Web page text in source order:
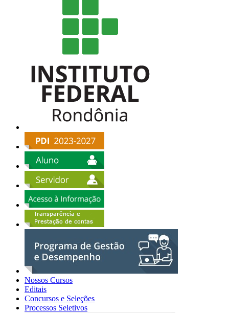
Nossos Cursos
Editais
Concursos e Seleções
Processos Seletivos